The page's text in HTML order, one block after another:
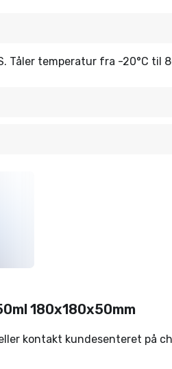
Tåler temperatur fra -20°C
180x180x50mm
kontakt kundesenteret på